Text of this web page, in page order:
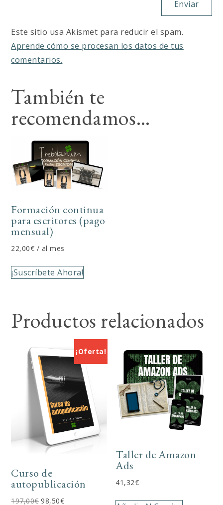
Este sitio usa Akismet para reducir el spam.
Aprende cómo se procesan los datos de tus
comentarios.
También te
recomendamos…
Formación continua
para escritores (pago
mensual)
22,00€ / al mes
¡Suscríbete Ahora!
Productos relacionados
¡Oferta!
Curso de
autopublicación
197,00€ El
98,50€El
Taller de Amazon
Ads
41,32€